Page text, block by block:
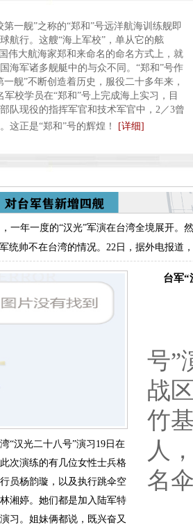
第一舰”之称的“郑和”号远洋航海训练舰即
航行。这艘“海上军校”，单从它的舷
伟大航海家郑和来命名的命名方式上，就
海军诸多舰艇中的与众不同。“郑和”号作
一舰”不断创造着历史，服役二十多年来，
军校学员在“郑和”号上完成海上实习，目
队现役的指挥军官和技术军官中，2／3曾
这正是“郑和”号的辉煌！
[详细]
，一年一度的“汉光”军演在台湾全境展开
统帅不在台湾的情况。22日，据外电报道
“汉光二十八号”演习19日在
次演练的有几位女性士兵格
员杨韵璇，以及执行跳伞空
湘婷。她们都是加入陆军特
习。姐妹俩都说，既兴奋又
台军“汉
号”
战
竹
人
名